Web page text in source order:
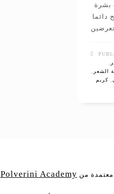
بشرة
دائما
,
الشعر ,
, كريم
من Polverini Academy